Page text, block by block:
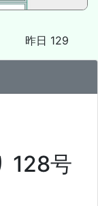
昨日 129
128号